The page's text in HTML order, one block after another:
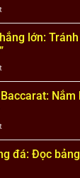
hệ
số
nhân
khủng
–
Phân
tích
bảng
để
chọn
kèo
ở
Mẹo
thắng
jackpot
Quay
đúng
thời
dễ
nổ
hũ
lớn:
ở
Mẹo
chơi
lớn:
Tránh
xa
Nắm
ở
Kinh
nghiệm
chơi
đá: Đọc